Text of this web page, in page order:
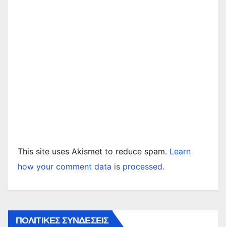
This site uses Akismet to reduce spam. Learn
how your comment data is processed.
ΠΟΛΙΤΙΚΕΣ ΣΥΝΔΕΣΕΙΣ